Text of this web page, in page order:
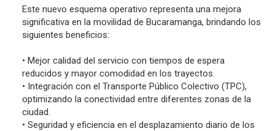
Este nuevo esquema operativo representa una mejora
significativa en la movilidad de Bucaramanga, brindando los
siguientes beneficios:
• Mejor calidad del servicio con tiempos de espera
reducidos y mayor comodidad en los trayectos.
• Integración con el Transporte Público Colectivo (TPC),
optimizando la conectividad entre diferentes zonas de la
ciudad.
• Seguridad y eficiencia en el desplazamiento diario de los